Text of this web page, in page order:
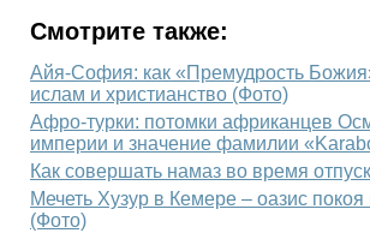
Смотрите также:
Айя-София: как «Премудрость
ислам и христианство (Фото)
Афро-турки: потомки африканцев
империи и значение фамилии
Как совершать намаз во время
Мечеть Хузур в Кемере – оазис
(Фото)